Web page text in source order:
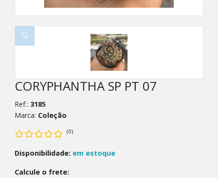
CORYPHANTHA SP PT 07
Ref.: 3185
Marca: Coleção
(0)
Disponibilidade: em estoque
Calcule o frete: